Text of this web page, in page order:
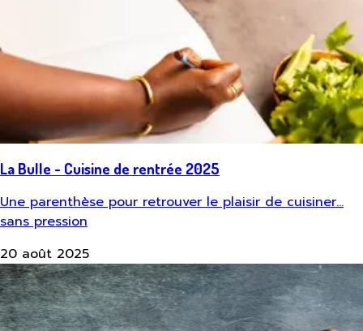
La Bulle - Cuisine de rentrée 2025
Une parenthèse pour retrouver le plaisir de cuisiner…
sans pression
20 août 2025